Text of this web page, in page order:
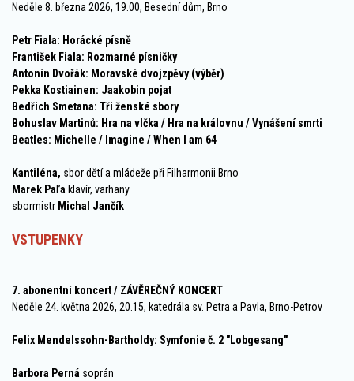
Neděle 8. března 2026, 19.00, Besední dům, Brno
Petr Fiala: Horácké písně
František Fiala: Rozmarné písničky
Antonín Dvořák: Moravské dvojzpěvy (výběr)
Pekka Kostiainen: Jaakobin pojat
Bedřich Smetana: Tři ženské sbory
Bohuslav Martinů: Hra na vlčka / Hra na královnu / Vynášení smrti
Beatles: Michelle / Imagine / When I am 64
Kantiléna, sbor dětí a mládeže při Filharmonii Brno
Marek Paľa klavír, varhany
sbormistr Michal Jančík
VSTUPENKY
7. abonentní koncert / ZÁVĚREČNÝ KONCERT
Neděle 24. května 2026, 20.15, katedrála sv. Petra a Pavla, Brno-Petrov
Felix Mendelssohn-Bartholdy: Symfonie č. 2 "Lobgesang"
Barbora Perná soprán